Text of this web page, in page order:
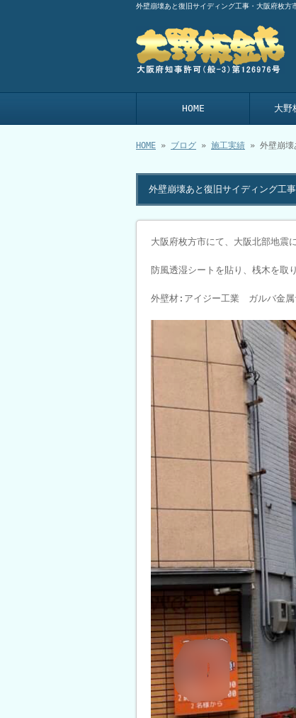
外壁崩壊あと復旧サイディング工事・大阪府枚
HOME 大野
HOME » ブログ » 施工実績 » 外壁崩壊
外壁崩壊あと復旧サイディング工
大阪府枚方市にて、大阪北部地震
防風透湿シートを貼り、桟木を取
外壁材:アイジー工業 ガルバ金属